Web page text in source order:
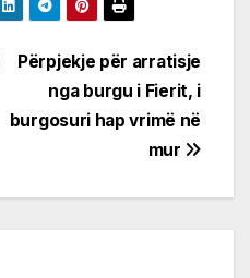
Përpjekje për arratisje
nga burgu i Fierit, i
burgosuri hap vrimë në
mur